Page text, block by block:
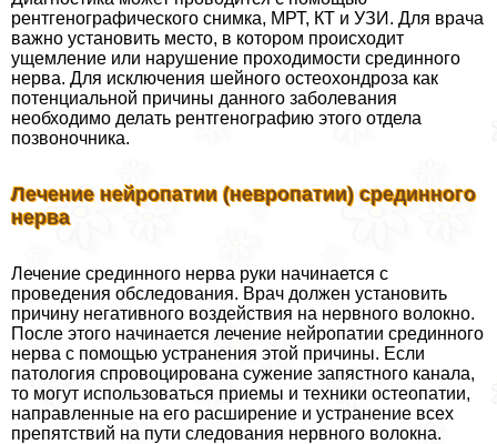
рентгенографического снимка, МРТ, КТ и УЗИ. Для врача
важно установить место, в котором происходит
ущемление или нарушение проходимости срединного
нерва. Для исключения шейного остеохондроза как
потенциальной причины данного заболевания
необходимо делать рентгенографию этого отдела
позвоночника.
Лечение нейропатии (невропатии) срединного
нерва
Лечение срединного нерва руки начинается с
проведения обследования. Врач должен установить
причину негативного воздействия на нервного волокно.
После этого начинается лечение нейропатии срединного
нерва с помощью устранения этой причины. Если
патология спровоцирована сужение запястного канала,
то могут использоваться приемы и техники остеопатии,
направленные на его расширение и устранение всех
препятствий на пути следования нервного волокна.